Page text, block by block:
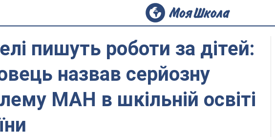
пишуть роботи за дітей:
назвав серйозну
МАН в шкільній освіті